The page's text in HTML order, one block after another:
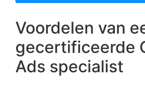
Voordelen van
gecertificeerde
Ads specialist